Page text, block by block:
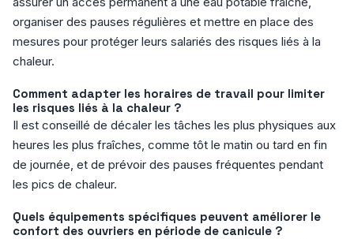
organiser des pauses régulières et mettre en place des
mesures pour protéger leurs salariés des risques liés à la
chaleur.
Comment adapter les horaires de travail pour limiter
les risques liés à la chaleur ?
Il est conseillé de décaler les tâches les plus physiques aux
heures les plus fraîches, comme tôt le matin ou tard en fin
de journée, et de prévoir des pauses fréquentes pendant
les pics de chaleur.
Quels équipements spécifiques peuvent améliorer le
confort des ouvriers en période de canicule ?